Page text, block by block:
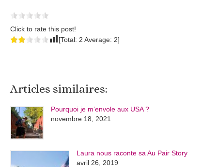
Click to rate this post!
[Total:2 Average:2]
Articles similaires:
Pourquoi je m’envole aux USA ?
novembre 18, 2021
Laura nous raconte sa Au Pair Story
avril 26, 2019